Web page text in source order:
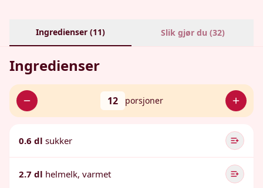
Ingredienser (11) Slik gjør du (32)
Ingredienser
12 porsjoner
0.6 dl sukker
2.7 dl helmelk, varmet